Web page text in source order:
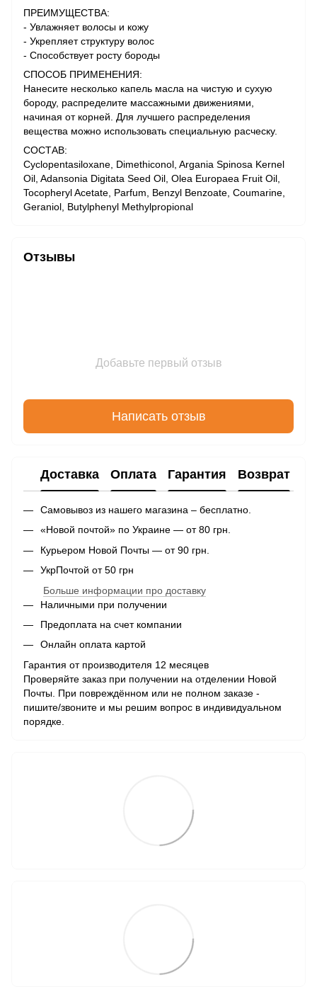
ПРЕИМУЩЕСТВА:
- Увлажняет волосы и кожу
- Укрепляет структуру волос
- Способствует росту бороды
СПОСОБ ПРИМЕНЕНИЯ:
Нанесите несколько капель масла на чистую и сухую
бороду, распределите массажными движениями,
начиная от корней. Для лучшего распределения
вещества можно использовать специальную расческу.
СОСТАВ:
Cyclopentasiloxane, Dimethiconol, Argania Spinosa Kernel
Oil, Adansonia Digitata Seed Oil, Olea Europaea Fruit Oil,
Tocopheryl Acetate, Parfum, Benzyl Benzoate, Coumarine,
Geraniol, Butylphenyl Methylpropional
Отзывы
Добавьте первый отзыв
Написать отзыв
Доставка Оплата Гарантия Возврат
Самовывоз из нашего магазина – бесплатно.
«Новой почтой» по Украине — от 80 грн.
Курьером Новой Почты — от 90 грн.
УкрПочтой от 50 грн
Больше информации про доставку
Наличными при получении
Предоплата на счет компании
Онлайн оплата картой
Гарантия от производителя 12 месяцев
Проверяйте заказ при получении на отделении Новой
Почты. При повреждённом или не полном заказе -
пишите/звоните и мы решим вопрос в индивидуальном
порядке.